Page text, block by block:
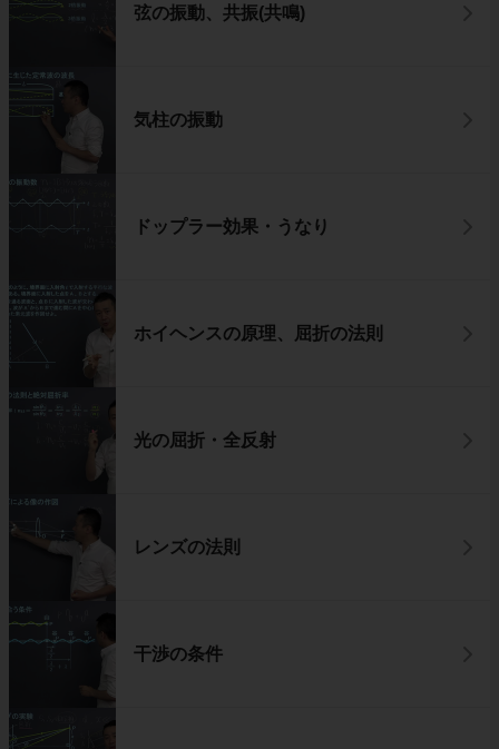
弦の振動、共振(共鳴)
気柱の振動
ドップラー効果・うなり
ホイヘンスの原理、屈折の法則
光の屈折・全反射
レンズの法則
干渉の条件